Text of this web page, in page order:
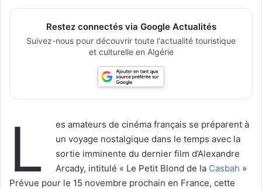
Restez connectés via Google Actualités
Suivez-nous pour découvrir toute l'actualité touristique
et culturelle en Algérie
L
es amateurs de cinéma français se préparent à
un voyage nostalgique dans le temps avec la
sortie imminente du dernier film d’Alexandre
Arcady, intitulé « Le Petit Blond de la Casbah »
Prévue pour le 15 novembre prochain en France, cette